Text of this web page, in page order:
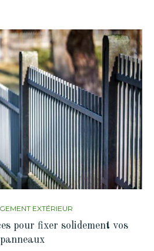
EXTÉRIEUR
pour fixer solidement vos
panneaux